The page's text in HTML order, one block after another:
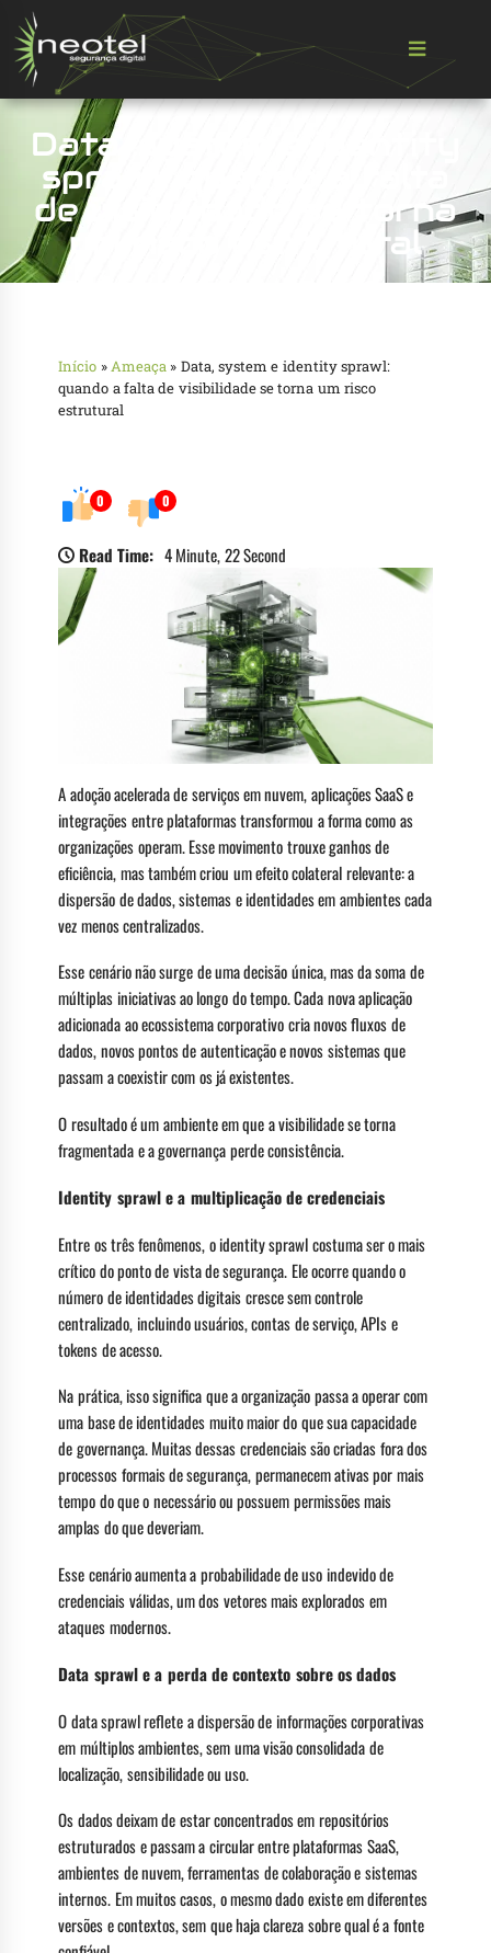
Data, system e identity
sprawl: quando a falta
de visibilidade se torna
um risco estrutural
Início »Ameaça » Data, system e identity sprawl:
quando a falta de visibilidade se torna um risco
estrutural
0 0
Read Time: 4 Minute, 22 Second
A adoção acelerada de serviços em nuvem, aplicações SaaS e
integrações entre plataformas transformou a forma como as
organizações operam. Esse movimento trouxe ganhos de
eficiência, mas também criou um efeito colateral relevante: a
dispersão de dados, sistemas e identidades em ambientes cada
vez menos centralizados.
Esse cenário não surge de uma decisão única, mas da soma de
múltiplas iniciativas ao longo do tempo. Cada nova aplicação
adicionada ao ecossistema corporativo cria novos fluxos de
dados, novos pontos de autenticação e novos sistemas que
passam a coexistir com os já existentes.
O resultado é um ambiente em que a visibilidade se torna
fragmentada e a governança perde consistência.
Identity sprawl e a multiplicação de credenciais
Entre os três fenômenos, o identity sprawl costuma ser o mais
crítico do ponto de vista de segurança. Ele ocorre quando o
número de identidades digitais cresce sem controle
centralizado, incluindo usuários, contas de serviço, APIs e
tokens de acesso.
Na prática, isso significa que a organização passa a operar com
uma base de identidades muito maior do que sua capacidade
de governança. Muitas dessas credenciais são criadas fora dos
processos formais de segurança, permanecem ativas por mais
tempo do que o necessário ou possuem permissões mais
amplas do que deveriam.
Esse cenário aumenta a probabilidade de uso indevido de
credenciais válidas, um dos vetores mais explorados em
ataques modernos.
Data sprawle a perda de contexto sobre os dados
O data sprawl reflete a dispersão de informações corporativas
em múltiplos ambientes, sem uma visão consolidada de
localização, sensibilidade ou uso.
Os dados deixam de estar concentrados em repositórios
estruturados e passam a circular entre plataformas SaaS,
ambientes de nuvem, ferramentas de colaboração e sistemas
internos. Em muitos casos, o mesmo dado existe em diferentes
versões e contextos, sem que haja clareza sobre qual é a fonte